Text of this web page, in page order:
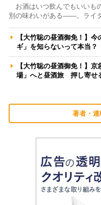
お酒はいつ飲んでもいいも
別の味わいがある――。ライ
【大竹聡の昼酒御免！】
ギ」を知らないって本当
【大竹聡の昼酒御免！】
場」へと昼酒旅 押し寄せ
著者・